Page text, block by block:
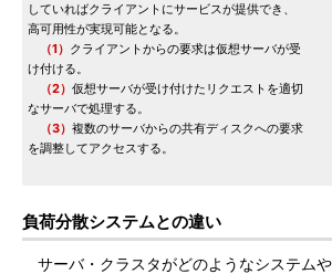
していればクライアントにサービスが提供でき、
高可用性が実現可能となる。
（1） クライアントからの要求は仮想サーバが受
け付ける。
（2） 仮想サーバが受け付けたリクエストを適切
なサーバで処理する。
（3） 複数のサーバからの共有ディスクへの要求
を調整してアクセスする。
負荷分散システムとの違い
サーバ・クラスタがどのようなシステム